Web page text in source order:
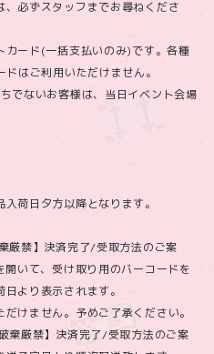
必ずスタッフまでお尋ねくださ
ード(一括支払いのみ)です。各種
はご利用いただけません。
でないお客様は、当日イベント会場
荷日夕方以降となります。
禁】決済完了/受取方法のご案
いて、受け取り用のバーコードを
より表示されます。
けません。予めご了承ください。
厳禁】決済完了/受取方法のご案